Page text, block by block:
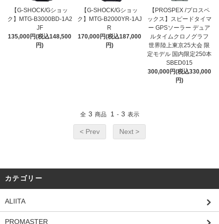
【G-SHOCK/Gショッ
ク】MTG-B3000BD-1A2
JF
135,000円(税込148,500
円)
【G-SHOCK/Gショッ
ク】MTG-B2000YR-1AJ
R
170,000円(税込187,000
円)
【PROSPEX /プロスペ
ックス】スピードタイマ
ー GPSソーラー デュア
ルタイムクロノグラフ
世界陸上東京25大会 限
定モデル 国内限定250本
SBED015
300,000円(税込330,000
円)
全 3 商品 1 - 3 表示
< Prev Next >
カテゴリー
ALIITA
PROMASTER